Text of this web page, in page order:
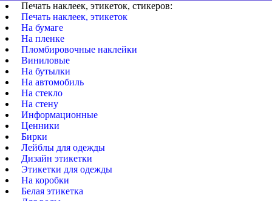
Печать наклеек, этикеток, стикеров:
Печать наклеек, этикеток
На бумаге
На пленке
Пломбировочные наклейки
Виниловые
На бутылки
На автомобиль
На стекло
На стену
Информационные
Ценники
Бирки
Лейблы для одежды
Дизайн этикетки
Этикетки для одежды
На коробки
Белая этикетка